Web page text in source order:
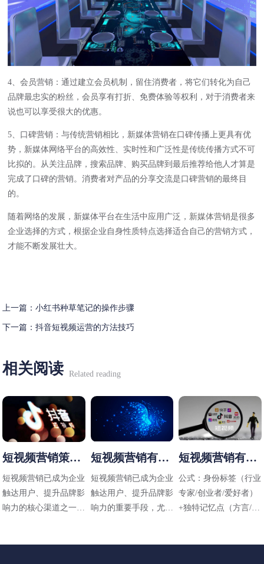
4、会员营销：通过建立会员机制，留住消费者，将它们转化为自己
品牌最忠实的粉丝，会员享有打折、免费体验等权利，对于消费者来
说也可以享受很大的优惠。
5、口碑营销：与传统营销相比，新媒体营销在口碑传播上更具有优
势，新媒体网络平台的高效性、实时性和广泛性是传统传播方式不可
比拟的。从关注品牌，搜索品牌、购买品牌到最后推荐给他人才算是
完成了口碑的营销。消费者对产品的分享交流是口碑营销的最终目
的。
随着网络的发展，新媒体平台在生活中应用广泛， 新媒体营销是很多
企业选择的方式，根据企业自身性质特点选择适合自己的营销方式，
才能不断发展壮大。
上一篇：小红书种草笔记的操作步骤
下一篇：抖音短视频运营的方法技巧
相关阅读 Related reading
短视频营销策略
有哪些
短视频营销已成为企业
触达用户、提升品牌影
响力的核心渠道之一，
短视频营销有哪
些方法
短视频营销已成为企业
触达用户、提升品牌影
响力的重要手段，尤其
短视频营销有哪
些技巧
公式：身份标签（行业
专家/创业者/爱好者）
+独特记忆点（方言/标